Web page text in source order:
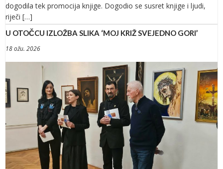
dogodila tek promocija knjige. Dogodio se susret knjige i ljudi,
riječi […]
U OTOČCU IZLOŽBA SLIKA ‘MOJ KRIŽ SVEJEDNO GORI’
18 ožu. 2026